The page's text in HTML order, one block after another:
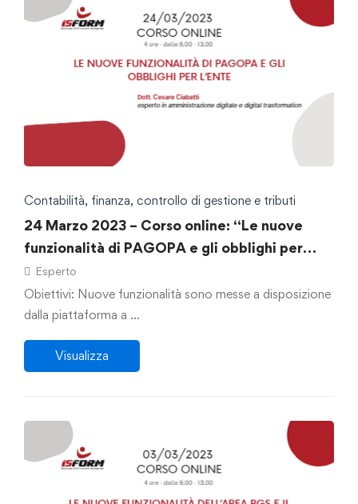
Contabilità, finanza, controllo di gestione e tributi
24 Marzo 2023 – Corso online: “Le nuove
funzionalità di PAGOPA e gli obblighi per
l’ente”
Esperto
Obiettivi: Nuove funzionalità sono messe a disposizione
dalla piattaforma a …
Visualizza